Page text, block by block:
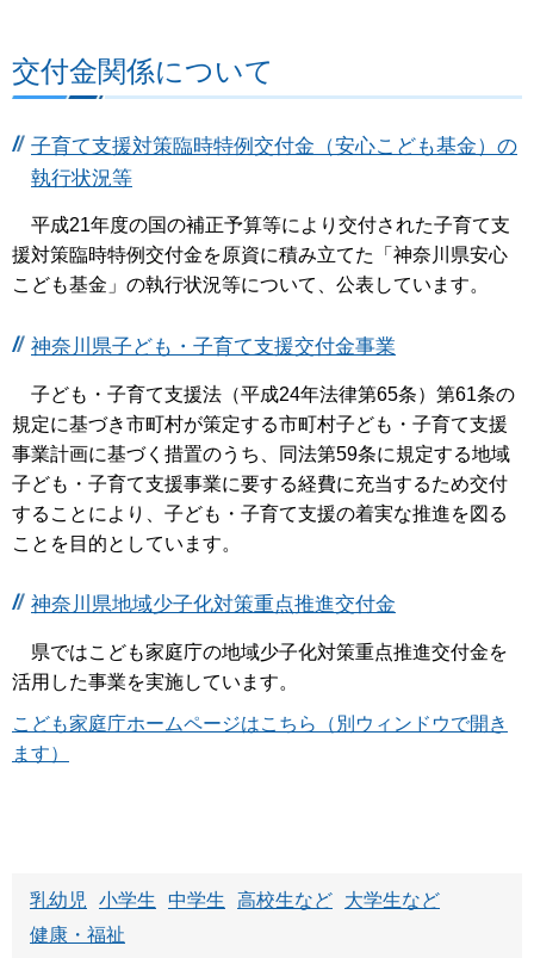
交付金関係について
子育て支援対策臨時特例交付金（安心こども基金）の
執行状況等
平成21年度の国の補正予算等により交付された子育て支
援対策臨時特例交付金を原資に積み立てた「神奈川県安心
こども基金」の執行状況等について、公表しています。
神奈川県子ども・子育て支援交付金事業
子ども・子育て支援法（平成24年法律第65条）第61条の
規定に基づき市町村が策定する市町村子ども・子育て支援
事業計画に基づく措置のうち、同法第59条に規定する地域
子ども・子育て支援事業に要する経費に充当するため交付
することにより、子ども・子育て支援の着実な推進を図る
ことを目的としています。
神奈川県地域少子化対策重点推進交付金
県ではこども家庭庁の地域少子化対策重点推進交付金を
活用した事業を実施しています。
こども家庭庁ホームページはこちら（別ウィンドウで開き
ます）
乳幼児 小学生 中学生 高校生など
大学生など
健康・福祉